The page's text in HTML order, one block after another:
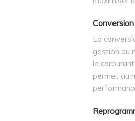
La
gestion du
le
permet au